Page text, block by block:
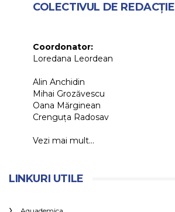
COLECTIVUL DE REDACȚIE
Coordonator:
Loredana Leordean
Alin Anchidin
Mihai Grozăvescu
Oana Mărginean
Crenguța Radosav
Vezi mai mult...
LINKURI UTILE